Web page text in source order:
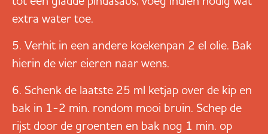
extra water toe.
Verhit in een andere koekenpan 2 el olie. Bak
hierin de vier eieren naar wens.
Schenk de laatste 25 ml ketjap over de kip en
bak in 1-2 min. rondom mooi bruin. Schep de
rijst door de groenten en bak nog 1 min. op